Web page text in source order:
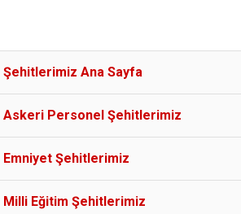
Şehitlerimiz Ana Sayfa
Askeri Personel Şehitlerimiz
Emniyet Şehitlerimiz
Milli Eğitim Şehitlerimiz